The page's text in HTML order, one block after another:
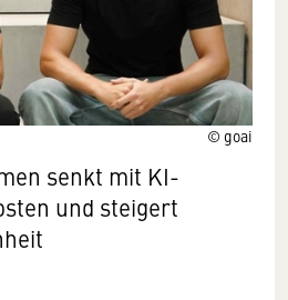
© goai
senkt mit KI-
und steigert